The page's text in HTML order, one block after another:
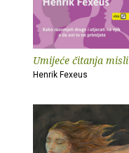
Umijeće čitanja misli
Henrik Fexeus